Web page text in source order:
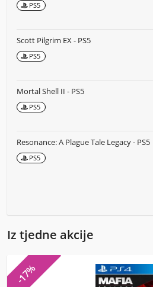
PS5
Scott Pilgrim EX - PS5
PS5
Mortal Shell II - PS5
PS5
Resonance: A Plague Tale Legacy - PS5
PS5
Iz tjedne akcije
-17%